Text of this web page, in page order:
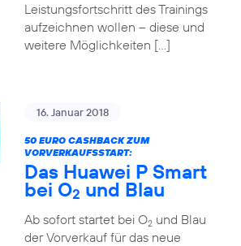
Leistungsfortschritt des Trainings
aufzeichnen wollen – diese und
weitere Möglichkeiten […]
16. Januar 2018
50 EURO CASHBACK ZUM
VORVERKAUFSSTART:
Das Huawei P Smart
bei O2 und Blau
Ab sofort startet bei O2und Blau
der Vorverkauf für das neue